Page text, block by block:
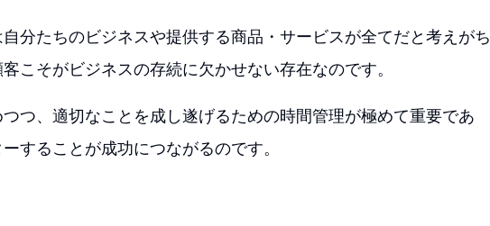
分たちのビジネスや提供する商品・サービスが全てだと考えがち
こそがビジネスの存続に欠かせない存在なのです。
つ、適切なことを成し遂げるための時間管理が極めて重要であ
することが成功につながるのです。